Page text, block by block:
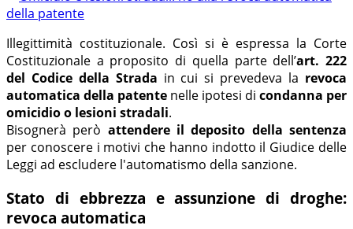
Illegittimità costituzionale. Così si è espressa la Corte
Costituzionale a proposito di quella parte dell’art. 222
del Codice della Strada in cui si prevedeva la revoca
automatica della patente nelle ipotesi di condanna per
omicidio o lesioni stradali.
Bisognerà però attendere il deposito della sentenza
per conoscere i motivi che hanno indotto il Giudice delle
Leggi ad escludere l'automatismo della sanzione.
Stato di ebbrezza e assunzione di droghe:
revoca automatica